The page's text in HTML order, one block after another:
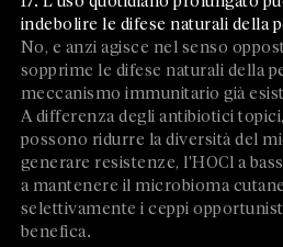
indebolire le difese naturali della
No, e anzi agisce nel senso
sopprime le difese naturali della
meccanismo immunitario già
A differenza degli antibiotici
possono ridurre la diversità del
generare resistenze, l'HOCl a
a mantenere il microbioma
selettivamente i ceppi
benefica.